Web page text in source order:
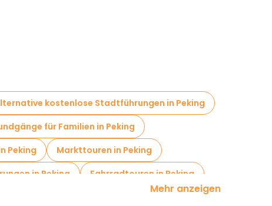
kostenlose Stadtführungen in Peking
für Familien in Peking
Peking
Markttouren in Peking
in Peking
Fahrradtouren in Peking
Mehr anzeigen